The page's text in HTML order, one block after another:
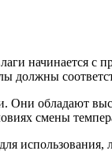
начинается с
Они обладают
смены